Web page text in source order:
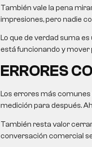
También vale la pena
impresiones, pero nadie
Lo que de verdad suma
está funcionando y mover
ERRORES
Los errores más
medición para después.
También resta valor
conversación comercial